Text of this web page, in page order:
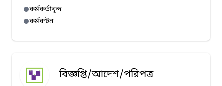
কর্মকর্তাবৃন্দ
কর্মবণ্টন
বিজ্ঞপ্তি/আদেশ/পরিপত্র